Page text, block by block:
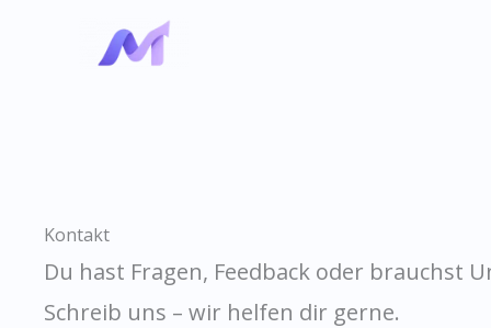
Kontakt
Du hast Fragen, Feedback oder brauchst
Schreib uns – wir helfen dir gerne.